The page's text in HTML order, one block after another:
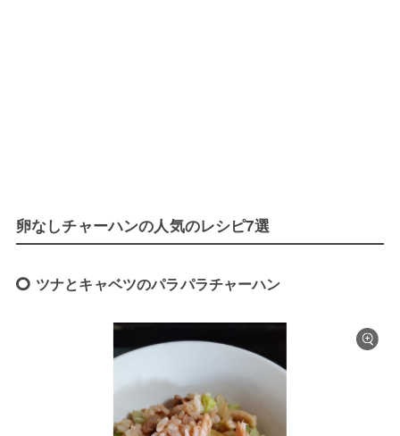
卵なしチャーハンの人気のレシピ7選
ツナとキャベツのパラパラチャーハン